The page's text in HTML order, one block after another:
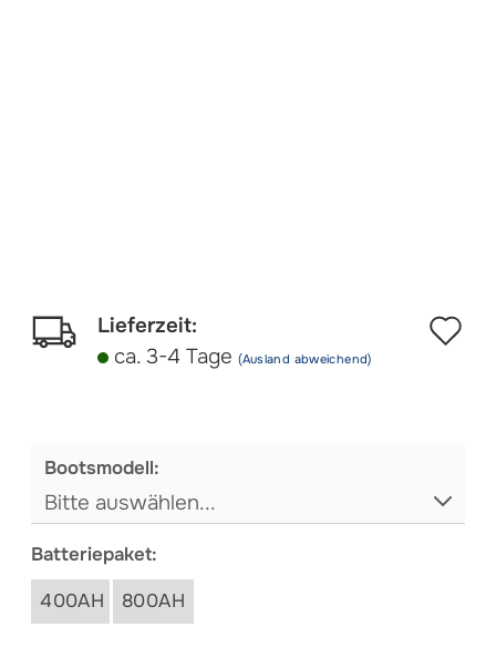
Lieferzeit:
ca. 3-4 Tage(Ausland abweichend)
Bootsmodell:
Batteriepaket:
400AH
800AH